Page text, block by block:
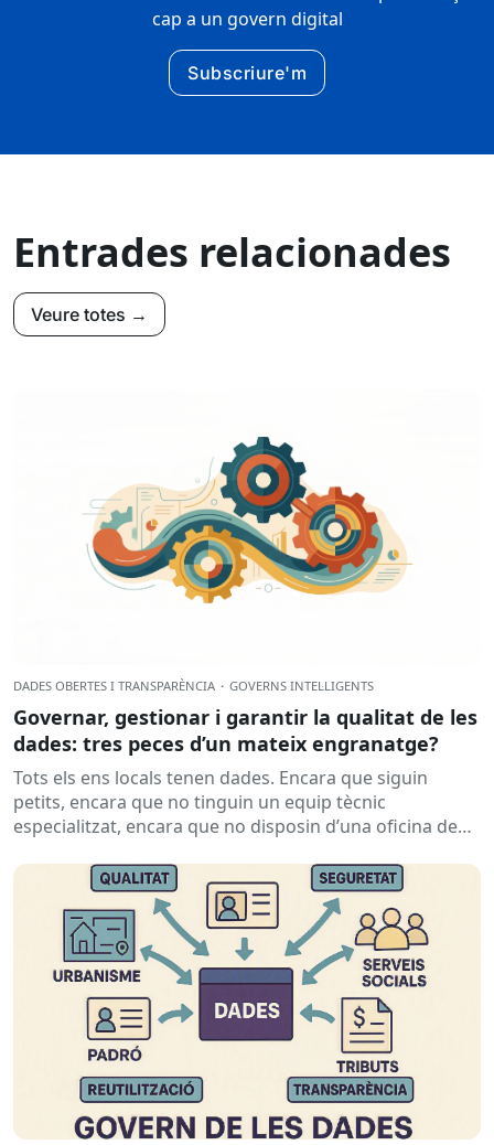
cap a un govern digital
Subscriure'm
Entrades relacionades
Veure totes →
DADES OBERTES I TRANSPARÈNCIA · GOVERNS INTEL·LIGENTS
Governar, gestionar i garantir la qualitat de les
dades: tres peces d’un mateix engranatge?
Tots els ens locals tenen dades. Encara que siguin
petits, encara que no tinguin un equip tècnic
especialitzat, encara que no disposin d’una oficina de